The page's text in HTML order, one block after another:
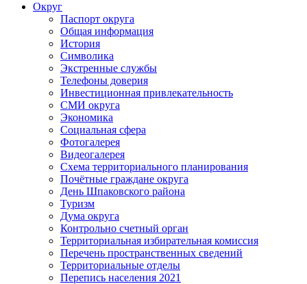
Округ
Паспорт округа
Общая информация
История
Символика
Экстренные службы
Телефоны доверия
Инвестиционная привлекательность
СМИ округа
Экономика
Социальная сфера
Фотогалерея
Видеогалерея
Схема территориального планирования
Почётные граждане округа
День Шпаковского района
Туризм
Дума округа
Контрольно счетный орган
Территориальная избирательная комиссия
Перечень пространственных сведений
Территориальные отделы
Перепись населения 2021